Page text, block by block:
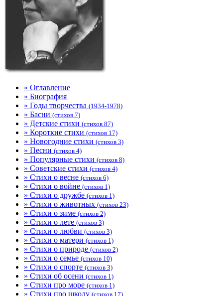
» Оглавление
» Биография
» Годы творчества (1934-1978)
» Басни (стихов 7)
» Детские стихи (стихов 87)
» Короткие стихи (стихов 17)
» Новогодние стихи (стихов 3)
» Песни (стихов 4)
» Популярные стихи (стихов 8)
» Советские стихи (стихов 4)
» Стихи о весне (стихов 6)
» Стихи о войне (стихов 1)
» Стихи о дружбе (стихов 1)
» Стихи о животных (стихов 23)
» Стихи о зиме (стихов 2)
» Стихи о лете (стихов 3)
» Стихи о любви (стихов 3)
» Стихи о матери (стихов 1)
» Стихи о природе (стихов 2)
» Стихи о семье (стихов 10)
» Стихи о спорте (стихов 3)
» Стихи об осени (стихов 1)
» Стихи про море (стихов 1)
» Стихи про школу (стихов 17)